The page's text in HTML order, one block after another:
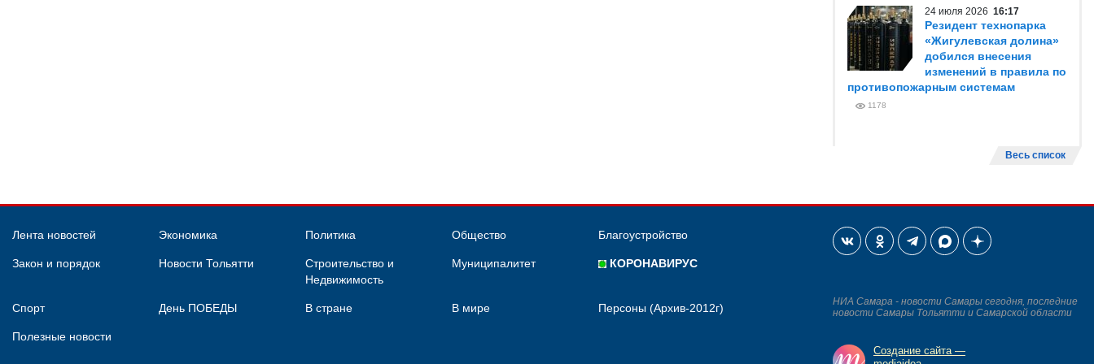
24 июля 2026 16:17
Резидент технопарка
«Жигулевская долина»
добился внесения
изменений в правила по
противопожарным системам
1178
Весь список
Лента новостей Экономика Политика Общество Благоустройство
Закон и порядок Новости Тольятти
Строительство и
Недвижимость
Муниципалитет КОРОНАВИРУС
Спорт День ПОБЕДЫ В стране В мире Персоны (Архив-2012г)
Полезные новости
НИА Самара - новости Самары сегодня, последние
новости Самары Тольятти и Самарской области
Создание сайта —